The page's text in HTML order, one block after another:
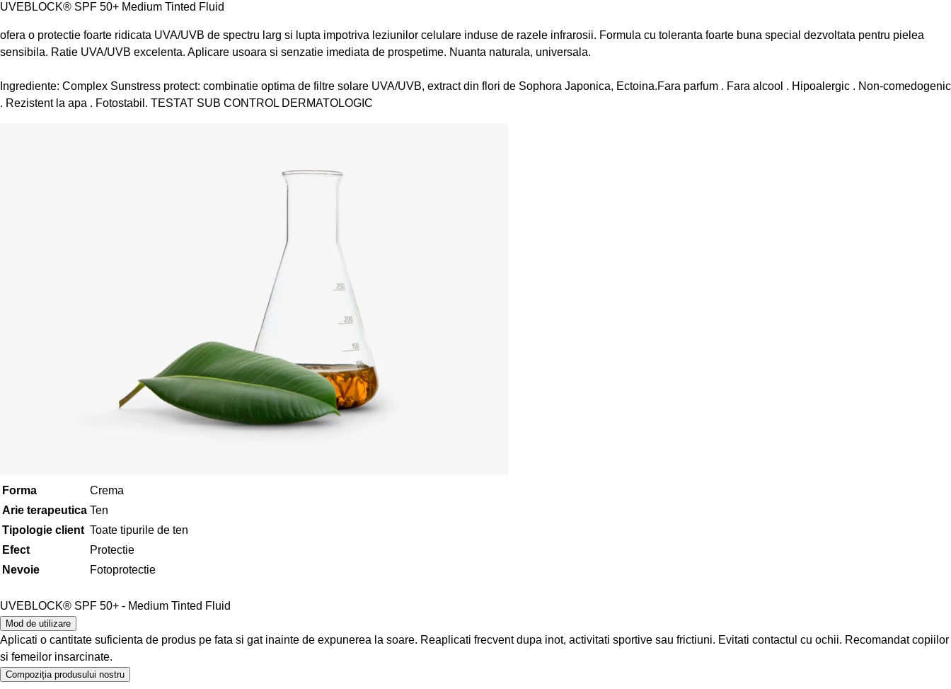
UVEBLOCK® SPF 50+ Medium Tinted Fluid
ofera o protectie foarte ridicata UVA/UVB de spectru larg si lupta impotriva leziunilor celulare induse de razele infrarosii. Formula cu toleranta foarte buna special dezvoltata pentru pielea
sensibila. Ratie UVA/UVB excelenta. Aplicare usoara si senzatie imediata de prospetime. Nuanta naturala, universala.
Ingrediente: Complex Sunstress protect: combinatie optima de filtre solare UVA/UVB, extract din flori de Sophora Japonica, Ectoina.Fara parfum . Fara alcool . Hipoalergic . Non-comedogenic
. Rezistent la apa . Fotostabil. TESTAT SUB CONTROL DERMATOLOGIC
Forma
Crema
Arie terapeutica Ten
Tipologie client Toate tipurile de ten
Efect
Protectie
Nevoie
Fotoprotectie
UVEBLOCK® SPF 50+ - Medium Tinted Fluid
Mod de utilizare
Aplicati o cantitate suficienta de produs pe fata si gat inainte de expunerea la soare. Reaplicati frecvent dupa inot, activitati sportive sau frictiuni. Evitati contactul cu ochii. Recomandat copiilor
si femeilor insarcinate.
Compoziția produsului nostru